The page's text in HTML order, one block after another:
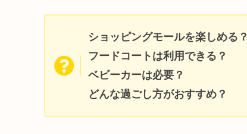
ショッピングモールを楽しめる？
フードコートは利用できる？
ベビーカーは必要？
どんな過ごし方がおすすめ？